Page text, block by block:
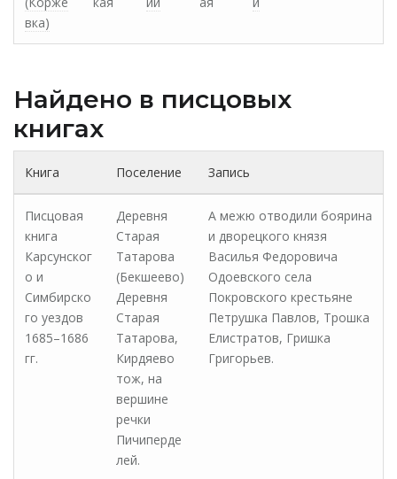
вка)
Найдено в писцовых
книгах
Книга Поселение Запись
Писцовая
книга
Карсунског
о и
Симбирско
го уездов
1685–1686
гг.
Деревня
Старая
Татарова
(Бекшеево)
Деревня
Старая
Татарова,
Кирдяево
тож, на
вершине
речки
Пичиперде
лей.
А межю отводили боярина
и дворецкого князя
Василья Федоровича
Одоевского села
Покровского крестьяне
Петрушка Павлов, Трошка
Елистратов, Гришка
Григорьев.